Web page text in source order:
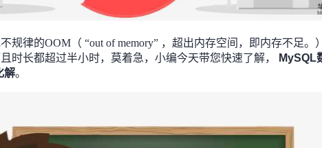
规律的OOM（ “out of memory” ，超出内存空间，即内存不足。
时长都超过半小时，莫着急，小编今天带您快速了解，
MySQL
解。